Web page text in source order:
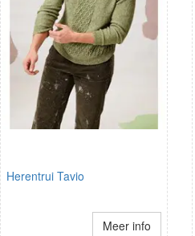
Herentrui Tavio
Meer info